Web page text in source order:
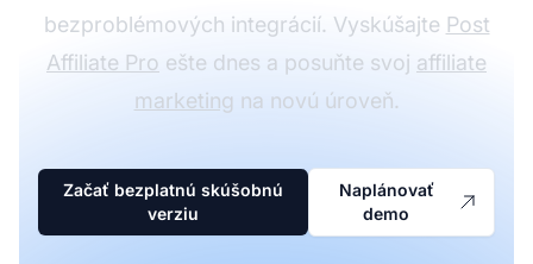
bezproblémových integrácií. Vyskúšajte Post
Affiliate Pro ešte dnes a posuňte svoj affiliate
marketing na novú úroveň.
Začať bezplatnú skúšobnú
verziu
Naplánovať
demo